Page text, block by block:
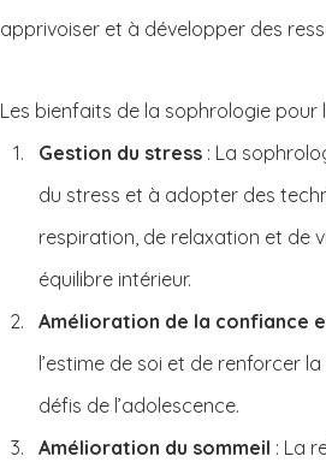
apprivoiser et à développer des
Les bienfaits de la sophrologie
Gestion du stress : La
du stress et à adopter des
respiration, de relaxation et de
équilibre intérieur.
Amélioration de la confiance
l’estime de soi et de renforcer
défis de l’adolescence.
Amélioration du sommeil : La